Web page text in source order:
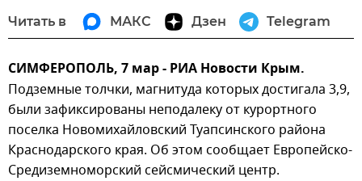
Читать в МАКС Дзен Telegram
СИМФЕРОПОЛЬ, 7 мар - РИА Новости Крым.
Подземные толчки, магнитуда которых достигала 3,9,
были зафиксированы неподалеку от курортного
поселка Новомихайловский Туапсинского района
Краснодарского края. Об этом сообщает Европейско-
Средиземноморский сейсмический центр.